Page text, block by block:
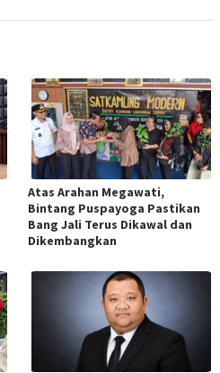
Atas Arahan Megawati,
Bintang Puspayoga Pastikan
Bang Jali Terus Dikawal dan
Dikembangkan